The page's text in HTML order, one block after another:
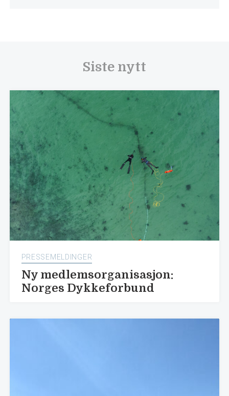
Siste nytt
PRESSEMELDINGER
Ny medlemsorganisasjon:
Norges Dykkeforbund